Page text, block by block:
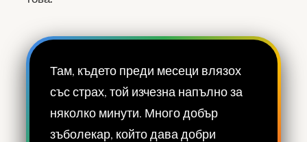
Там, където преди месеци влязох
със страх, той изчезна напълно за
няколко минути. Много добър
зъболекар, който дава добри